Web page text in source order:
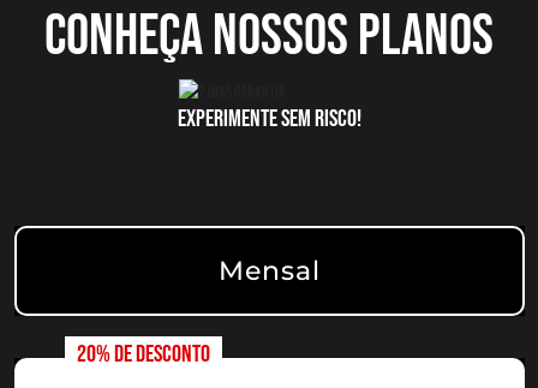
CONHEÇA NOSSOS PLANOS
EXPERIMENTE SEM RISCO!
Mensal